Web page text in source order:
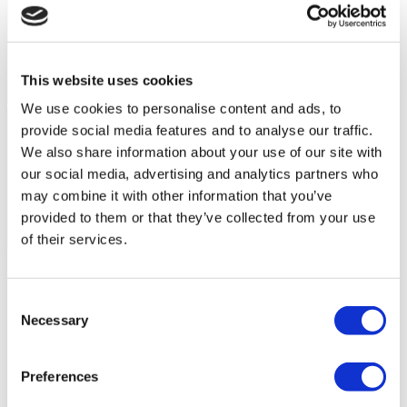
This website uses cookies
We use cookies to personalise content and ads, to
provide social media features and to analyse our traffic.
We also share information about your use of our site with
our social media, advertising and analytics partners who
may combine it with other information that you’ve
provided to them or that they’ve collected from your use
of their services.
Selection
Necessary
Preferences
Atrás
Atrás
Voivodato de pomerania